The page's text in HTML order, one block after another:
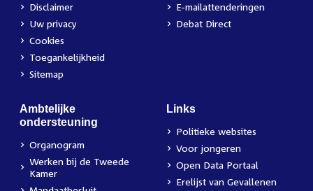
Disclaimer
Uw privacy
Cookies
Toegankelijkheid
Sitemap
E-mailattenderingen
Debat Direct
Ambtelijke
ondersteuning
Organogram
Werken bij de Tweede
Kamer
Links
Politieke websites
Voor jongeren
Open Data Portaal
Erelijst van Gevallenen